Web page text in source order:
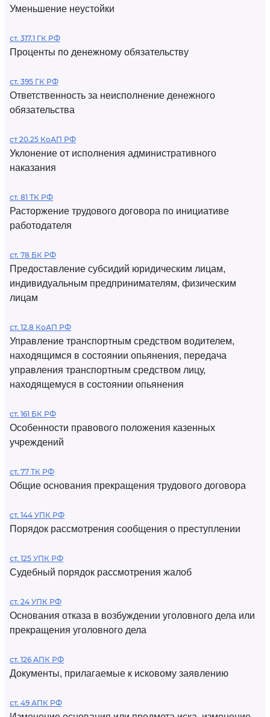
Уменьшение неустойки
ст. 317.1 ГК РФ
Проценты по денежному обязательству
ст. 395 ГК РФ
Ответственность за неисполнение денежного
обязательства
ст 20.25 КоАП РФ
Уклонение от исполнения административного
наказания
ст. 81 ТК РФ
Расторжение трудового договора по инициативе
работодателя
ст. 78 БК РФ
Предоставление субсидий юридическим лицам,
индивидуальным предпринимателям, физическим
лицам
ст. 12.8 КоАП РФ
Управление транспортным средством водителем,
находящимся в состоянии опьянения, передача
управления транспортным средством лицу,
находящемуся в состоянии опьянения
ст. 161 БК РФ
Особенности правового положения казенных
учреждений
ст. 77 ТК РФ
Общие основания прекращения трудового договора
ст. 144 УПК РФ
Порядок рассмотрения сообщения о преступлении
ст. 125 УПК РФ
Судебный порядок рассмотрения жалоб
ст. 24 УПК РФ
Основания отказа в возбуждении уголовного дела или
прекращения уголовного дела
ст. 126 АПК РФ
Документы, прилагаемые к исковому заявлению
ст. 49 АПК РФ